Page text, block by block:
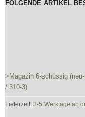
FOLGENDE ARTIKEL
>Magazin 6-schüssig
/ 310-3)
Lieferzeit: 3-5 Werktage ab